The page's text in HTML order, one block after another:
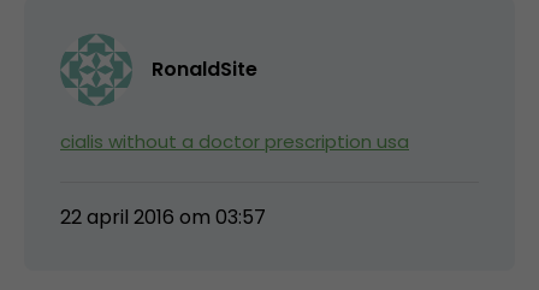
RonaldSite
cialis without a doctor prescription usa
22 april 2016 om 03:57